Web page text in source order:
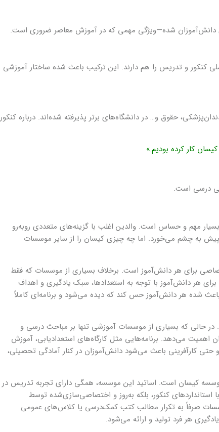
دانش‌آموزان شده—ویژگی مهمی که در آموزش معاصر ضروری است.
کنکور و تدریس را هم دارند. این ترکیب باعث شده ساختار آموزشی
حقوق و… در دانشگاه‌های برتر پذیرفته شده‌اند. درباره کنکور
کار کرده بودیم.»
درسی است.
مهم و حساس است. والدین اغلب با گزینه‌های متعددی روبه‌رو
به چشم می‌خورد. اما چه چیزی کیسان را از سایر موسسات
برای هر دانش‌آموز است. برخلاف بسیاری از موسسات که فقط
هر دانش‌آموز با توجه به استعدادها، سبک یادگیری و اهداف
شده هر دانش‌آموز حس کند که دیده می‌شود و برنامه‌ای کاملاً
در حالی که بسیاری از موسسات آموزشی تنها بر مباحث درسی و
اهمیت می‌دهد. برنامه‌هایی مثل کارگاه‌های استعدادیابی، آموزش
حتی کارآفرینی باعث می‌شود دانش‌آموزان در کنار آمادگی تحصیلی،
کیسان است. اساتید این موسسه، همگی دارای تجربه‌ تدریس در
استانداردهای کنکور، بلکه به‌روز و اختصاصی‌سازی‌شده توسط
صرفاً به تکرار مطالب کتب کمک‌درسی یا کلاس‌های عمومی
هر فرد تولید و ارائه می‌شود.